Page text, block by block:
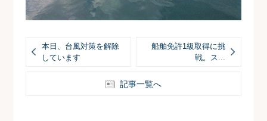
本日、台風対策を解除
しています
船舶免許1級取得に挑
戦。ス...
記事一覧へ